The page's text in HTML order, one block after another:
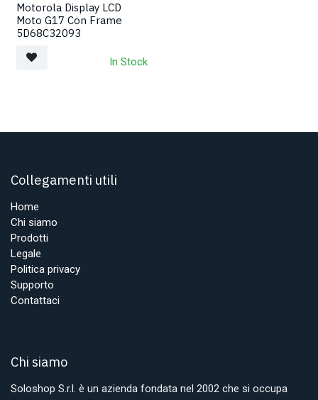
Motorola Display LCD
Moto G17 Con Frame
5D68C32093
In Stock
Collegamenti utili
Home
Chi siamo
Prodotti
Legale
Politica privacy
Supporto
Contattaci
Chi siamo
Soloshop S.r.l. è un azienda fondata nel 2002 che si occupa